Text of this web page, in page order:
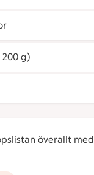
g)
överallt med